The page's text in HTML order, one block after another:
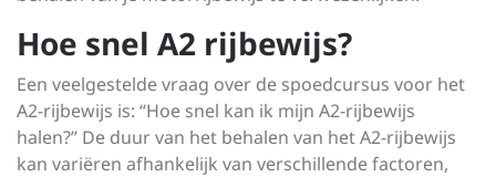
Hoe snel A2 rijbewijs?
Een veelgestelde vraag over de spoedcursus voor het
A2-rijbewijs is: “Hoe snel kan ik mijn A2-rijbewijs
halen?” De duur van het behalen van het A2-rijbewijs
kan variëren afhankelijk van verschillende factoren,